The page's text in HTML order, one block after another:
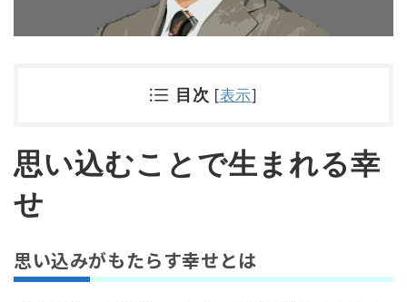
目次 [表示]
思い込むことで生まれる幸
せ
思い込みがもたらす幸せとは